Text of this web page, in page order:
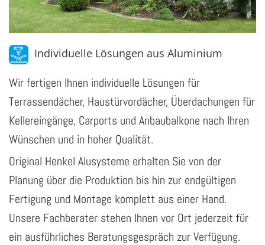
Individuelle Lösungen aus Aluminium
Wir fertigen Ihnen individuelle Lösungen für
Terrassendächer, Haustürvordächer, Überdachungen für
Kellereingänge, Carports und Anbaubalkone nach Ihren
Wünschen und in hoher Qualität.
Original Henkel Alusysteme erhalten Sie von der
Planung über die Produktion bis hin zur endgültigen
Fertigung und Montage komplett aus einer Hand.
Unsere Fachberater stehen Ihnen vor Ort jederzeit für
ein ausführliches Beratungsgespräch zur Verfügung.